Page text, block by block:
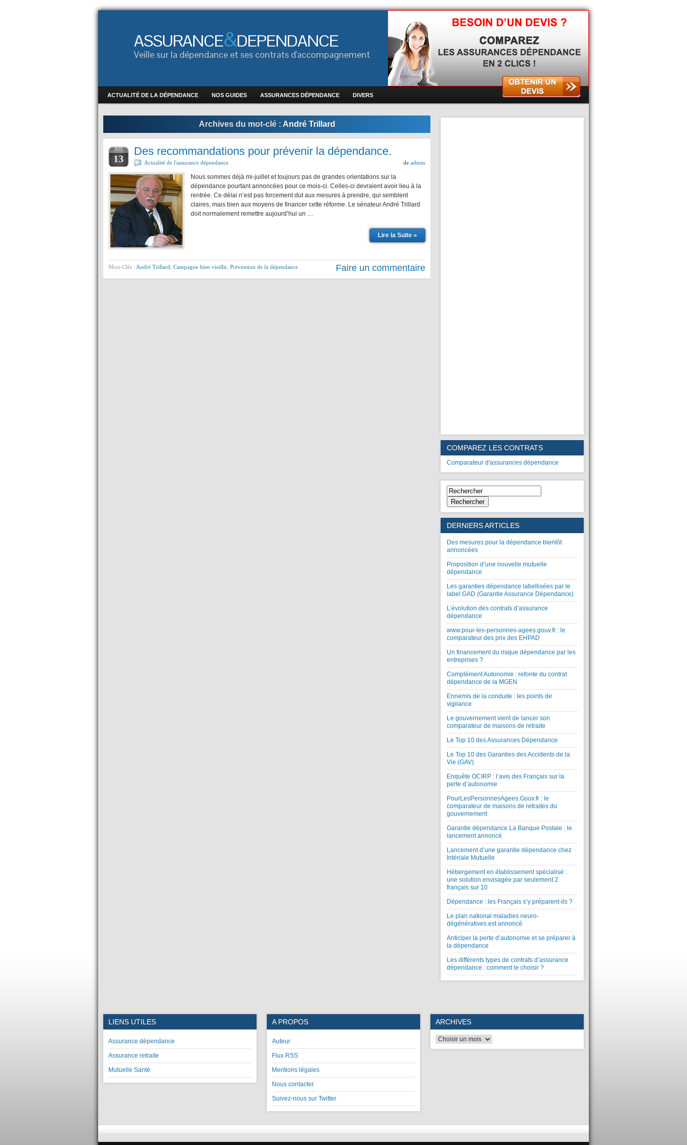
ASSURANCE&DEPENDANCE
Veille sur la dépendance et ses contrats d'accompagnement
ACTUALITÉ DE LA DÉPENDANCE NOS GUIDES ASSURANCES DÉPENDANCE DIVERS
Archives du mot-clé : André Trillard
JUIL
13
Des recommandations pour prévenir la dépendance.
Actualité de l'assurance dépendance de admin
Nous sommes déjà mi-juillet et toujours pas de grandes orientations sur la
dépendance pourtant annoncées pour ce mois-ci. Celles-ci devraient avoir lieu à la
rentrée. Ce délai n’est pas forcement dut aux mesures à prendre, qui semblent
claires, mais bien aux moyens de financer cette réforme. Le sénateur André Trillard
doit normalement remettre aujourd’hui un …
Lire la Suite »
Mots-Clés : André Trillard Campagne bien vieillir Prévention de la dépendance Faire un commentaire
COMPAREZ LES CONTRATS
Comparateur d'assurances dépendance
Rechercher
DERNIERS ARTICLES
Des mesures pour la dépendance bientôt
annoncées
Proposition d’une nouvelle mutuelle
dépendance
Les garanties dépendance labellisées par le
label GAD (Garantie Assurance Dépendance)
L’évolution des contrats d’assurance
dépendance
www.pour-les-personnes-agees.gouv.fr : le
comparateur des prix des EHPAD
Un financement du risque dépendance par les
entreprises ?
Complément Autonomie : refonte du contrat
dépendance de la MGEN
Ennemis de la conduite : les points de
vigilance
Le gouvernement vient de lancer son
comparateur de maisons de retraite
Le Top 10 des Assurances Dépendance
Le Top 10 des Garanties des Accidents de la
Vie (GAV)
Enquête OCIRP : l’avis des Français sur la
perte d’autonomie
PourLesPersonnesAgees.Gouv.fr : le
comparateur de maisons de retraites du
gouvernement
Garantie dépendance La Banque Postale : le
lancement annoncé
Lancement d’une garantie dépendance chez
Intériale Mutuelle
Hébergement en établissement spécialisé :
une solution envisagée par seulement 2
français sur 10
Dépendance : les Français s’y préparent-ils ?
Le plan national maladies neuro-
dégénératives est annoncé
Anticiper la perte d’autonomie et se préparer à
la dépendance
Les différents types de contrats d’assurance
dépendance : comment le choisir ?
LIENS UTILES
Assurance dépendance
Assurance retraite
Mutuelle Santé
A PROPOS
Auteur
Flux RSS
Mentions légales
Nous contacter
Suivez-nous sur Twitter
ARCHIVES